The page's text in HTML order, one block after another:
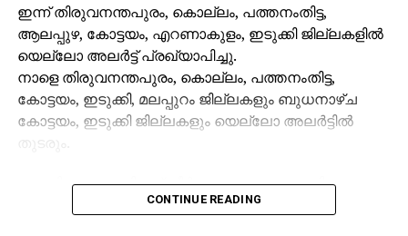
ഇന്ന് തിരുവനന്തപുരം, കൊല്ലം, പത്തനംതിട്ട,
ആലപ്പുഴ, കോട്ടയം, എറണാകുളം, ഇടുക്കി ജില്ലകളില്‍
യെല്ലോ അലര്‍ട്ട് പ്രഖ്യാപിച്ചു.
നാളെ തിരുവനന്തപുരം, കൊല്ലം, പത്തനംതിട്ട,
കോട്ടയം, ഇടുക്കി, മലപ്പുറം ജില്ലകളും ബുധനാഴ്ച
കോട്ടയം, ഇടുക്കി ജില്ലകളും യെല്ലോ അലര്‍ട്ടില്‍
ശബരിമല മകരവിളക്ക് തീര്‍ത്ഥാടനം പുരോഗമിക്കുന്ന
സാഹചര്യത്തില്‍ സന്നിധാനം, പമ്പ, നിലക്കല്‍
CONTINUE READING